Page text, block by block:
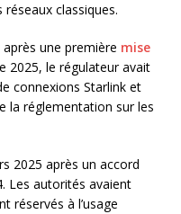
classiques.
une première mise
2025, le régulateur avait
connexions Starlink et
la réglementation sur les
2025 après un accord
Les autorités avaient
réservés à l’usage